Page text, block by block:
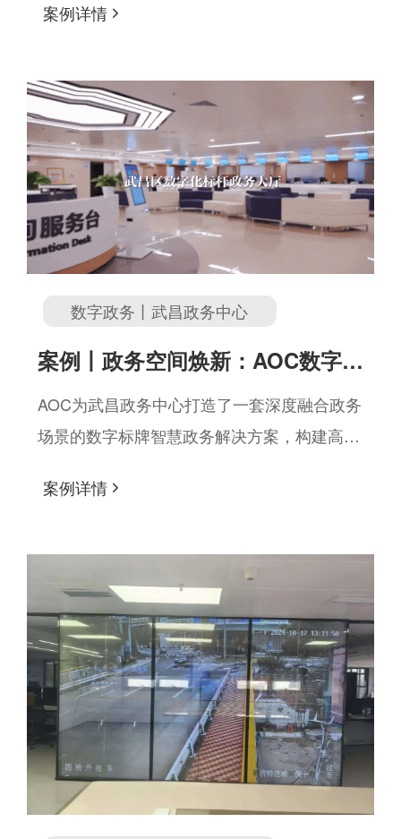
新范式。
案例详情
数字政务丨武昌政务中心
案例丨政务空间焕新：AOC数字标
牌助力武昌区政务大厅全面升级
AOC为武昌政务中心打造了一套深度融合政务
场景的数字标牌智慧政务解决方案，构建高
案例详情